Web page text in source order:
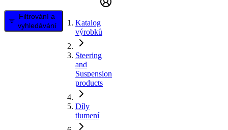
Filtrování a
vyhledávání
Katalog
výrobků
Steering
and
Suspension
products
Díly
tlumení